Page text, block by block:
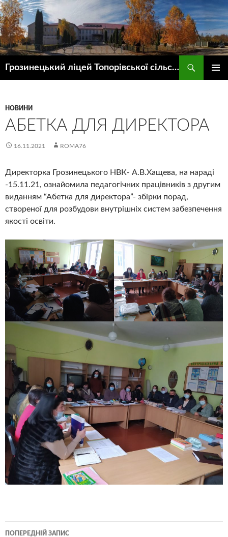
Грозинецький ліцей Топорівської сільської ради
НОВИНИ
АБЕТКА ДЛЯ ДИРЕКТОРА
16.11.2021 ROMA76
Директорка Грозинецького НВК- А.В.Хащева, на нараді
-15.11.21, ознайомила педагогічних працівників з другим
виданням “Абетка для директора”- збірки порад,
створеної для розбудови внутрішніх систем забезпечення
якості освіти.
Навігація
ПОПЕРЕДНІЙ ЗАПИС